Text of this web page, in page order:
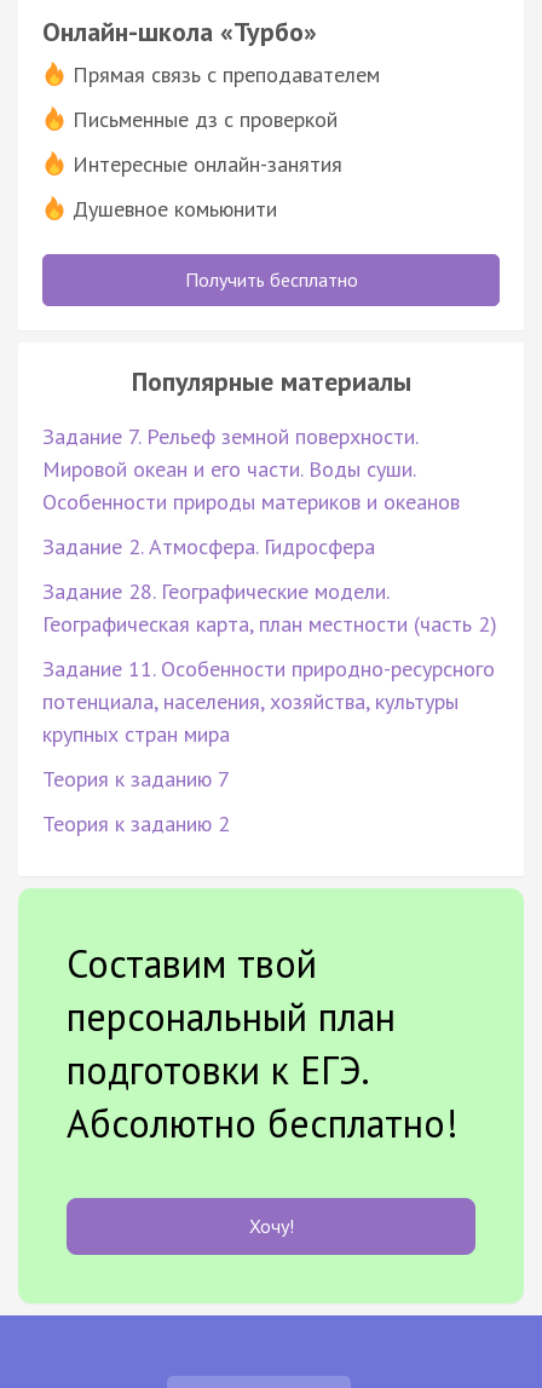
Онлайн-школа «Турбо»
Прямая связь с преподавателем
Письменные дз с проверкой
Интересные онлайн-занятия
Душевное комьюнити
Получить бесплатно
Популярные материалы
Задание 7. Рельеф земной поверхности.
Мировой океан и его части. Воды суши.
Особенности природы материков и океанов
Задание 2. Атмосфера. Гидросфера
Задание 28. Географические модели.
Географическая карта, план местности (часть 2)
Задание 11. Особенности природно-ресурсного
потенциала, населения, хозяйства, культуры
крупных стран мира
Теория к заданию 7
Теория к заданию 2
Составим твой
персональный план
подготовки к ЕГЭ.
Абсолютно бесплатно!
Хочу!